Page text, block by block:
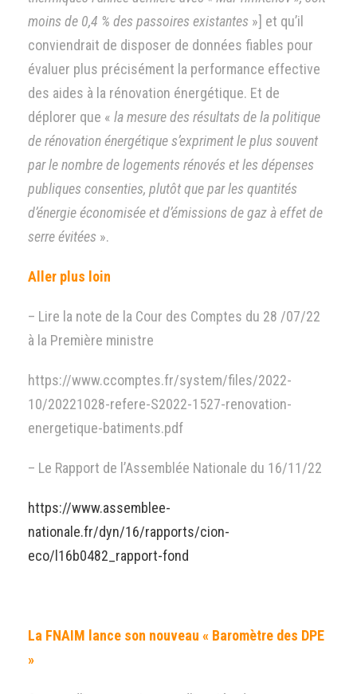
moins de 0,4 % des passoires existantes »] et qu’il
conviendrait de disposer de données fiables pour
évaluer plus précisément la performance effective
des aides à la rénovation énergétique. Et de
déplorer que « la mesure des résultats de la politique
de rénovation énergétique s’expriment le plus souvent
par le nombre de logements rénovés et les dépenses
publiques consenties, plutôt que par les quantités
d’énergie économisée et d’émissions de gaz à effet de
serre évitées ».
Aller plus loin
– Lire la note de la Cour des Comptes du 28 /07/22
à la Première ministre
https://www.ccomptes.fr/system/files/2022-
10/20221028-refere-S2022-1527-renovation-
energetique-batiments.pdf
– Le Rapport de l’Assemblée Nationale du 16/11/22
https://www.assemblee-
nationale.fr/dyn/16/rapports/cion-
eco/l16b0482_rapport-fond
La FNAIM lance son nouveau « Baromètre des DPE
»